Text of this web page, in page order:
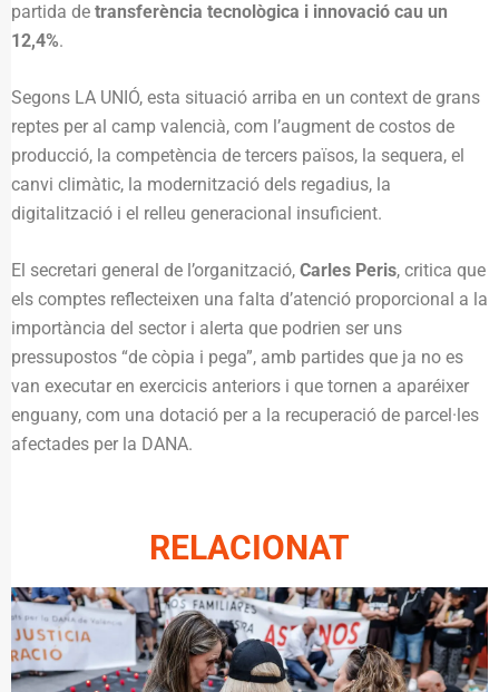
partida de transferència tecnològica i innovació cau un
12,4%.
Segons LA UNIÓ, esta situació arriba en un context de grans
reptes per al camp valencià, com l’augment de costos de
producció, la competència de tercers països, la sequera, el
canvi climàtic, la modernització dels regadius, la
digitalització i el relleu generacional insuficient.
El secretari general de l’organització, Carles Peris, critica que
els comptes reflecteixen una falta d’atenció proporcional a la
importància del sector i alerta que podrien ser uns
pressupostos “de còpia i pega”, amb partides que ja no es
van executar en exercicis anteriors i que tornen a aparéixer
enguany, com una dotació per a la recuperació de parcel·les
afectades per la DANA.
RELACIONAT